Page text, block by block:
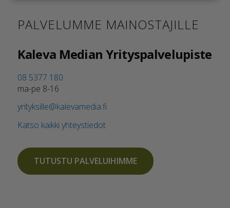
PALVELUMME MAINOSTAJILLE
Kaleva Median Yrityspalvelupiste
08 5377 180
ma-pe 8-16
yrityksille@kalevamedia.fi
Katso kaikki yhteystiedot
TUTUSTU PALVELUIHIMME